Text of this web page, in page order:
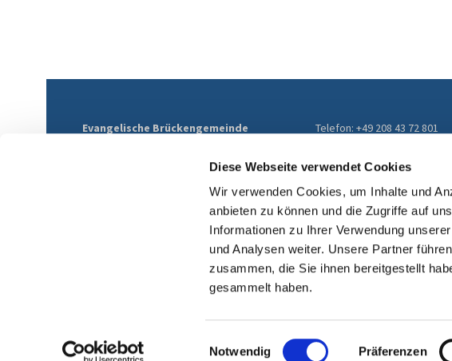
Diese Webseite verwendet Cookies
Wir verwenden Cookies, um Inhalte und
anbieten zu können und die Zugriffe auf
Informationen zu Ihrer Verwendung
und Analysen weiter. Unsere Partner
zusammen, die Sie ihnen bereitgestellt
gesammelt haben.
Einwilligungsauswahl
Notwendig Präferenzen
Evangelische Brückengemeinde
Telefon: +49 208 43 72 801
ev-
Impressum